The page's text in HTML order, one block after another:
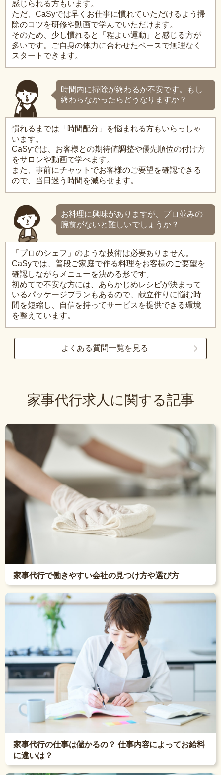
感じられる方もいます。
ただ、CaSyでは早くお仕事に慣れていただけるよう掃
除のコツを研修や動画で学んでいただけます。
そのため、少し慣れると「程よい運動」と感じる方が
多いです。ご自身の体力に合わせたペースで無理なく
スタートできます。
時間内に掃除が終わるか不安です。もし
終わらなかったらどうなりますか？
慣れるまでは「時間配分」を悩まれる方もいらっしゃ
います。
CaSyでは、お客様との期待値調整や優先順位の付け方
をサロンや動画で学べます。
また、事前にチャットでお客様のご要望を確認できる
ので、当日迷う時間を減らせます。
お料理に興味がありますが、プロ並みの
腕前がないと難しいでしょうか？
「プロのシェフ」のような技術は必要ありません。
CaSyでは、普段ご家庭で作る料理をお客様のご要望を
確認しながらメニューを決める形です。
初めてで不安な方には、あらかじめレシピが決まって
いるパッケージプランもあるので、献立作りに悩む時
間を短縮し、自信を持ってサービスを提供できる環境
を整えています。
よくある質問一覧を見る
家事代行求人に関する記事
家事代行で働きやすい会社の見つけ方や選び方
家事代行の仕事は儲かるの？ 仕事内容によってお給料
に違いは？